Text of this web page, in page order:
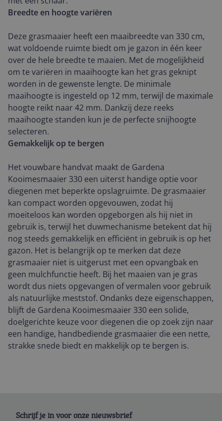
Breedte en hoogte variëren
Deze grasmaaier heeft een maaibreedte van 330 cm,
wat voldoende ruimte biedt om je gazon in één keer
over de hele breedte te maaien. Met de mogelijkheid
om te variëren in maaihoogte kan het gras geknipt
worden in de gewenste lengte. De minimale
maaihoogte is ingesteld op 12 mm, terwijl de maximale
hoogte reikt naar 42 mm. Dankzij deze reeks
maaihoogte standen kun je de perfecte snijhoogte
selecteren.
Gemakkelijk op te bergen
Het vouwbare handvat maakt de Gardena
Kooimesmaaier 330 een uiterst handige optie voor
diegenen met beperkte opslagruimte. De grasmaaier
kan compact worden opgevouwen, zodat hij
moeiteloos kan worden opgeborgen als hij niet in
gebruik is, terwijl het duwmechanisme betekent dat hij
nog steeds gemakkelijk en efficiënt in gebruik is op het
gazon. Het is belangrijk op te merken dat deze
grasmaaier niet is uitgerust met een opvangbak en
geen mulchfunctie heeft. Bij het maaien van je gras
wordt dus niets opgevangen of vermalen voor gebruik
als natuurlijke meststof. Ondanks deze eigenschappen,
blijft de Gardena Kooimesmaaier 330 een solide,
doelgerichte keuze voor diegenen die op zoek zijn naar
een handige, handbediende grasmaaier die een nette,
strakke snede biedt en makkelijk op te bergen is.
Schrijf je in voor onze nieuwsbrief